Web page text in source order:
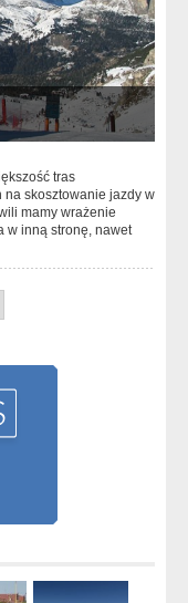
tras
na skosztowanie jazdy w
mamy wrażenie
w inną stronę, nawet